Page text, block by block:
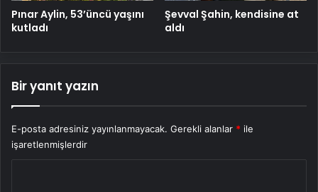
Pınar Aylin, 53’üncü yaşını
kutladı
Şevval Şahin, kendisine at
aldı
Bir yanıt yazın
E-posta adresiniz yayınlanmayacak. Gerekli alanlar * ile
işaretlenmişlerdir